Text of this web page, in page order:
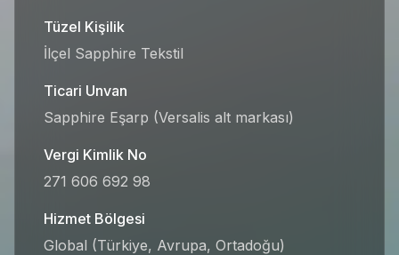
Tüzel Kişilik
İlçel Sapphire Tekstil
Ticari Unvan
Sapphire Eşarp (Versalis alt markası)
Vergi Kimlik No
271 606 692 98
Hizmet Bölgesi
Global (Türkiye, Avrupa, Ortadoğu)